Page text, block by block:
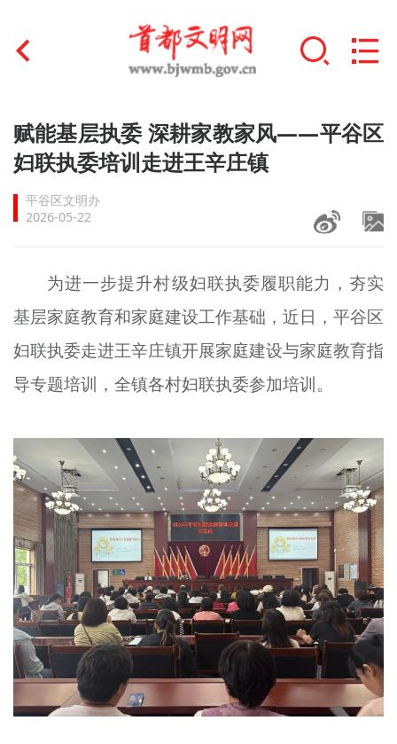
首页
文明创建
文明实践
未成年人思想道德建设
榜样人物
+
身边好人
北京宣传文化引导基金
宣传思想文化人才
专题
资料库
+
赋能基层执委 深耕家教家风——平谷区
妇联执委培训走进王辛庄镇
平谷区文明办
2026-05-22
为进一步提升村级妇联执委履职能力，夯实
基层家庭教育和家庭建设工作基础，近日，平谷区
妇联执委走进王辛庄镇开展家庭建设与家庭教育指
导专题培训，全镇各村妇联执委参加培训。